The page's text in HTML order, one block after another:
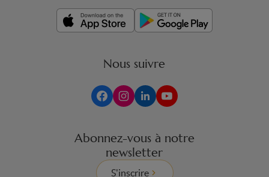
Nous suivre
Abonnez-vous à notre
newsletter
S'inscrire